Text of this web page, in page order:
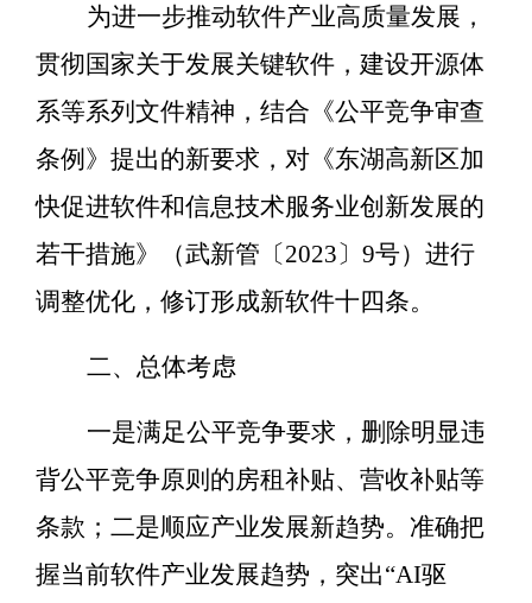
为进一步推动软件产业高质量发展，
贯彻国家关于发展关键软件，建设开源体
系等系列文件精神，结合《公平竞争审查
条例》提出的新要求，对《东湖高新区加
快促进软件和信息技术服务业创新发展的
若干措施》（武新管〔2023〕 9号）进行
调整优化，修订形成新软件十四条。
二、总体考虑
一是满足公平竞争要求，删除明显违
背公平竞争原则的房租补贴、营收补贴等
条款；二是顺应产业发展新趋势。准确把
握当前软件产业发展趋势，突出“AI驱